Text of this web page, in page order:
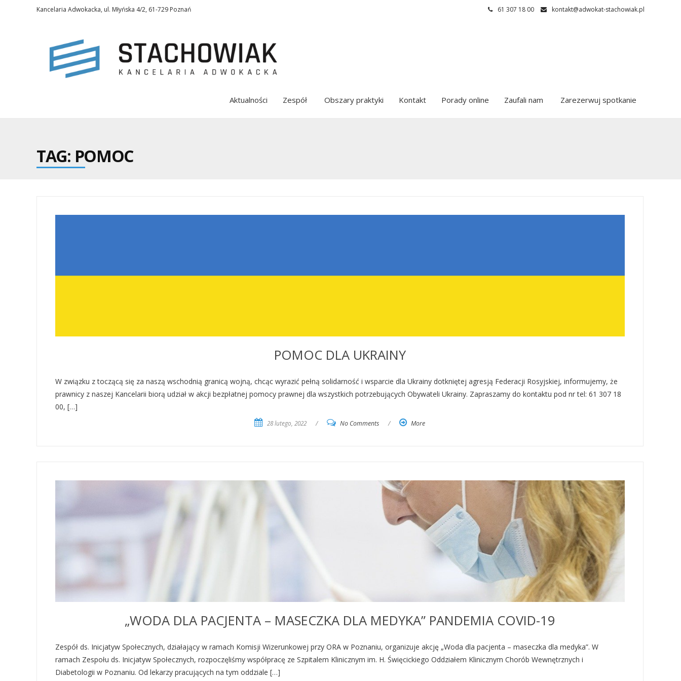
Kancelaria Adwokacka, ul. Młyńska 4/2, 61-729 Poznań 61 307 18 00 kontakt@adwokat-stachowiak.pl
Aktualności Zespół Obszary praktyki Kontakt Porady online Zaufali nam Zarezerwuj spotkanie
TAG: POMOC
POMOC DLA UKRAINY
W związku z toczącą się za naszą wschodnią granicą wojną, chcąc wyrazić pełną solidarność i wsparcie dla Ukrainy dotkniętej agresją Federacji Rosyjskiej, informujemy, że
prawnicy z naszej Kancelarii biorą udział w akcji bezpłatnej pomocy prawnej dla wszystkich potrzebujących Obywateli Ukrainy. Zapraszamy do kontaktu pod nr tel: 61 307 18
00, […]
28 lutego, 2022 / No Comments / More
„WODA DLA PACJENTA – MASECZKA DLA MEDYKA” PANDEMIA COVID-19
Zespół ds. Inicjatyw Społecznych, działający w ramach Komisji Wizerunkowej przy ORA w Poznaniu, organizuje akcję „Woda dla pacjenta – maseczka dla medyka”. W
ramach Zespołu ds. Inicjatyw Społecznych, rozpoczęliśmy współpracę ze Szpitalem Klinicznym im. H. Święcickiego Oddziałem Klinicznym Chorób Wewnętrznych i
Diabetologii w Poznaniu. Od lekarzy pracujących na tym oddziale […]